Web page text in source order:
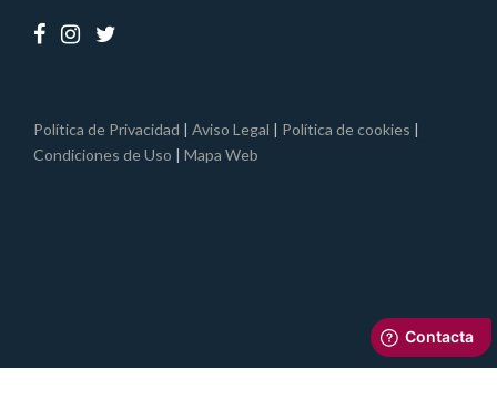
Política de Privacidad | Aviso Legal | Política de cookies |
Condiciones de Uso | Mapa Web